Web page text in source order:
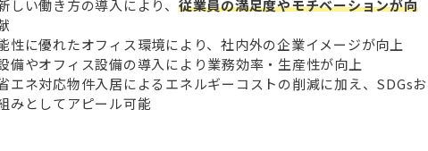
い働き方の導入により、 従業員の満足度やモチベーションが向
性に優れたオフィス環境により、社内外の企業イメージが向上
備やオフィス設備の導入により業務効率・生産性が向上
エネ対応物件入居によるエネルギーコストの削減に加え、SDGsお
みとしてアピール可能